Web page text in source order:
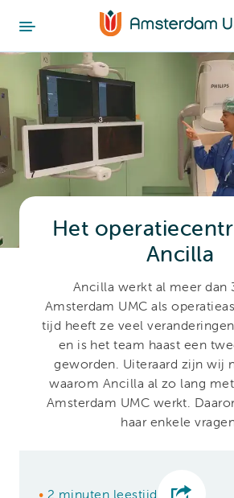
Het
Ancilla
Ancilla werkt al meer dan
Amsterdam UMC als
tijd heeft ze veel
en is het team haast een
geworden. Uiteraard zijn wij
waarom Ancilla al zo lang
Amsterdam UMC werkt.
haar enkele
• 2 minuten leestijd